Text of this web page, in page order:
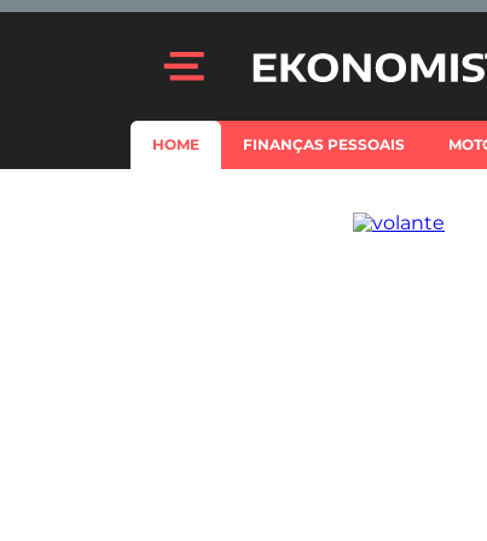
HOME FINANÇAS PESSOAIS